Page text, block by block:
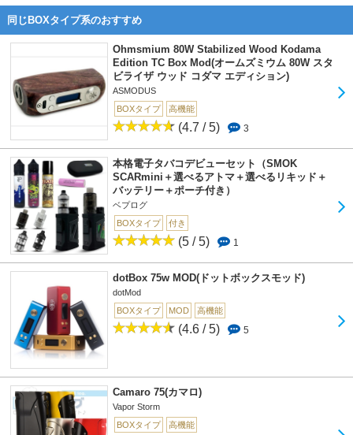
同じBOXタイプ系のおすすめ
Ohmsmium 80W Stabilized Wood Kodama
Edition TC Box Mod(オームズミウム 80W スタ
ビライザ ウッド コダマ エディション)
ASMODUS
BOXタイプ
高機能
(4.7 / 5) 3
本格電子タバコデビューセット（SMOK
SCARmini＋選べるアトマ＋選べるリキッド＋
バッテリー＋ポーチ付き）
ベプログ
BOXタイプ
付き
(5 / 5) 1
dotBox 75w MOD(ドットボックスモッド)
dotMod
BOXタイプ
MOD 高機能
(4.6 / 5) 5
Camaro 75(カマロ)
Vapor Storm
BOXタイプ
高機能